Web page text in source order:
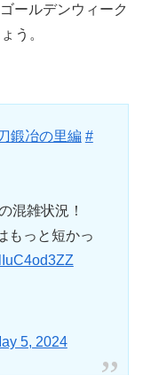
ールデンウィーク
う。
鍛冶の里編 #
混雑状況！
もっと短かっ
5, 2024